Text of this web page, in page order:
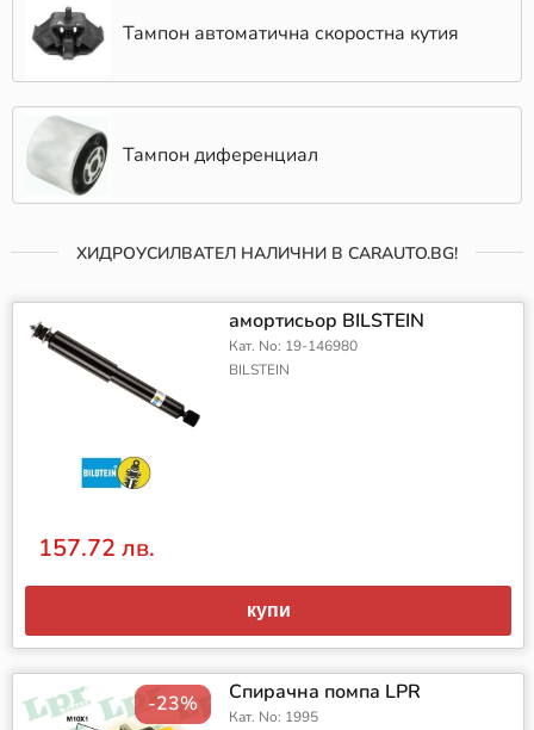
Тампон автоматична скоростна кутия
Тампон диференциал
ХИДРОУСИЛВАТЕЛ НАЛИЧНИ В CARAUTO.BG!
амортисьор BILSTEIN
Кат. No: 19-146980
BILSTEIN
157.72 лв.
купи
-23% Спирачна помпа LPR
Кат. No: 1995